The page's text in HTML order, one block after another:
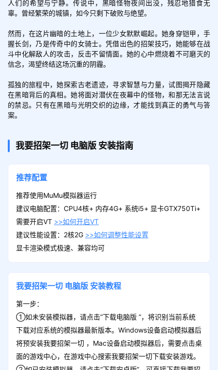
人们的希望与宁静。传说中，黑暗怪物夜间出没，残忍地猎食无
辜。曾经繁荣的城镇，如今只剩下破败与绝望。
然而，在这片幽暗的土地上，一位少女默默崛起。她身穿铠甲，手
握长剑，乃是传奇中的女骑士。凭借出色的招架技巧，她能够在战
斗中化解敌人的攻击，反击不留情面。她的心中燃烧着不可磨灭的
信念，渴望终结这场沉重的阴霾。
孤独的旅程中，她探索古老遗迹，寻求智慧与力量，试图揭开隐藏
在黑暗背后的真相。她将面对潜伏在夜幕中的怪物，和那无法言说
的禁忌。只有在黑暗与光明交织的边缘，才能找到真正的勇气与答
案。
我要招架一切 电脑版 安装指南
推荐配置
推荐使用MuMu模拟器运行
建议电脑配置：CPU4核+ 内存4G+ 系统i5+ 显卡GTX750Ti+
需要开启VT >>如何开启VT
建议性能设置：2核2G >>如何调整性能设置
显卡渲染模式极速、兼容均可
我要招架一切 电脑版 安装教程
第一步：
①如未安装模拟器，请点击“下载电脑版 ”，将识别当前系统
下载对应系统的模拟器最新版本。Windows设备启动模拟器后
将预安装我要招架一切 ，Mac设备启动模拟器后，需要点击桌
面的游戏中心，在游戏中心搜索我要招架一切下载安装游戏。